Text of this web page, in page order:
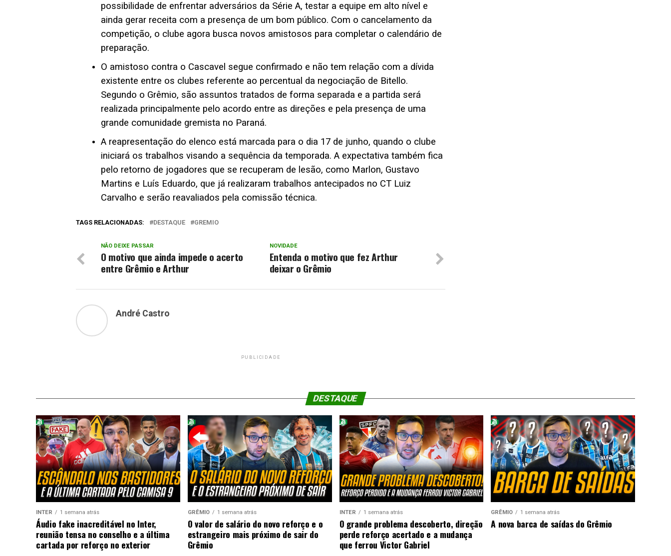
possibilidade de enfrentar adversários da Série A, testar a equipe em alto nível e
ainda gerar receita com a presença de um bom público. Com o cancelamento da
competição, o clube agora busca novos amistosos para completar o calendário de
preparação.
O amistoso contra o Cascavel segue confirmado e não tem relação com a dívida
existente entre os clubes referente ao percentual da negociação de Bitello.
Segundo o Grêmio, são assuntos tratados de forma separada e a partida será
realizada principalmente pelo acordo entre as direções e pela presença de uma
grande comunidade gremista no Paraná.
A reapresentação do elenco está marcada para o dia 17 de junho, quando o clube
iniciará os trabalhos visando a sequência da temporada. A expectativa também fica
pelo retorno de jogadores que se recuperam de lesão, como Marlon, Gustavo
Martins e Luís Eduardo, que já realizaram trabalhos antecipados no CT Luiz
Carvalho e serão reavaliados pela comissão técnica.
TAGS RELACIONADAS: DESTAQUE GREMIO
NOVIDADE
Entenda o motivo que fez Arthur
deixar o Grêmio
NÃO DEIXE PASSAR
O motivo que ainda impede o acerto
entre Grêmio e Arthur
André Castro
PUBLICIDADE
DESTAQUE
INTER 1 semana atrás
Áudio fake inacreditável no Inter,
reunião tensa no conselho e a última
cartada por reforço no exterior
GRÊMIO 1 semana atrás
O valor de salário do novo reforço e o
estrangeiro mais próximo de sair do
Grêmio
INTER 1 semana atrás
O grande problema descoberto, direção
perde reforço acertado e a mudança
que ferrou Victor Gabriel
GRÊMIO 1 semana atrás
A nova barca de saídas do Grêmio